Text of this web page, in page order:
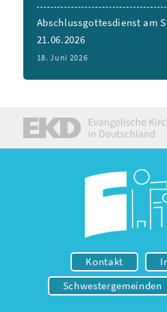
Abschlussgottesdienst am
21.06.2026
18. Juni 2026
Kontakt
Schwestergemeinden